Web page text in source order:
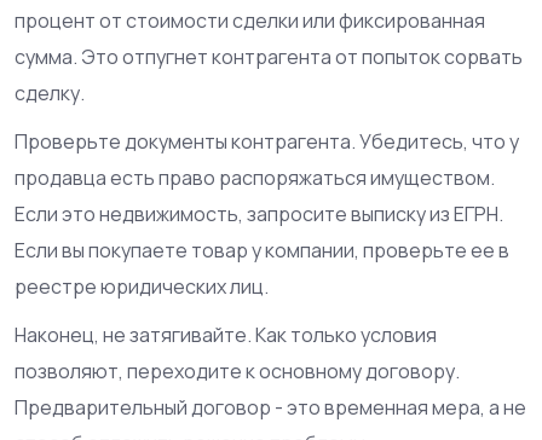
процент от стоимости сделки или фиксированная
сумма. Это отпугнет контрагента от попыток сорвать
сделку.
Проверьте документы контрагента. Убедитесь, что у
продавца есть право распоряжаться имуществом.
Если это недвижимость, запросите выписку из ЕГРН.
Если вы покупаете товар у компании, проверьте ее в
реестре юридических лиц.
Наконец, не затягивайте. Как только условия
позволяют, переходите к основному договору.
Предварительный договор - это временная мера, а не